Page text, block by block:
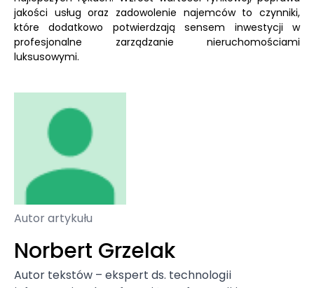
jakości usług oraz zadowolenie najemców to czynniki,
które dodatkowo potwierdzają sensem inwestycji w
profesjonalne zarządzanie nieruchomościami
luksusowymi.
Autor artykułu
Norbert Grzelak
Autor tekstów – ekspert ds. technologii